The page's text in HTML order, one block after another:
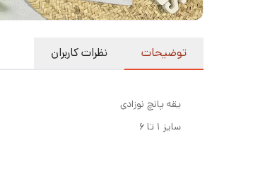
توضیحات نظرات کاربران
یقه پانچ نوزادی
سایز ۱ تا ۶